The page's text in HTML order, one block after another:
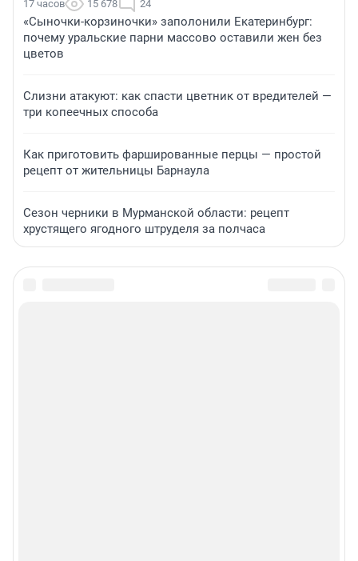
17 часов 15 678 24
«Сыночки-корзиночки» заполонили Екатеринбург:
почему уральские парни массово оставили жен без
цветов
Слизни атакуют: как спасти цветник от вредителей —
три копеечных способа
Как приготовить фаршированные перцы — простой
рецепт от жительницы Барнаула
Сезон черники в Мурманской области: рецепт
хрустящего ягодного штруделя за полчаса